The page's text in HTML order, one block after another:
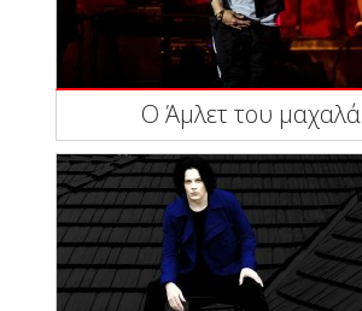
Ο Άμλετ του μαχαλά